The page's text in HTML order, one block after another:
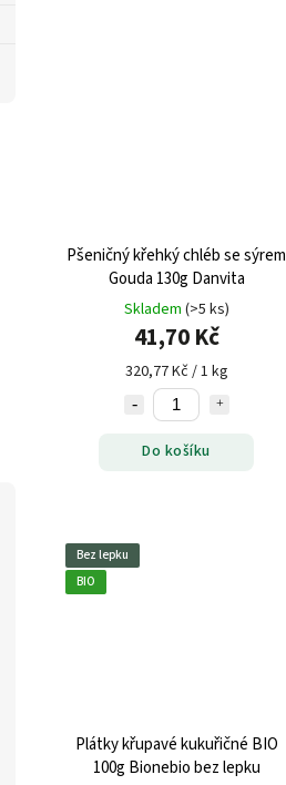
Pšeničný křehký chléb se sýrem
Gouda 130g Danvita
Skladem (>5 ks)
41,70 Kč
320,77 Kč / 1 kg
Do košíku
Bez lepku
BIO
Plátky křupavé kukuřičné BIO
100g Bionebio bez lepku